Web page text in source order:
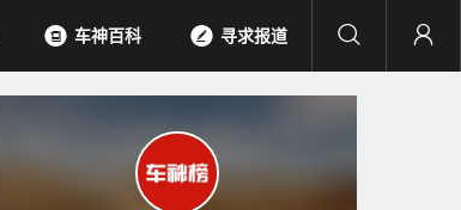
车神百科 寻求报道